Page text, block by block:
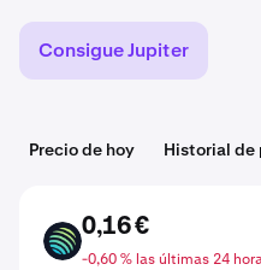
Consigue Jupiter
Precio de hoy Historial de
JUP
0,16 €
-0,60 % las últimas 24